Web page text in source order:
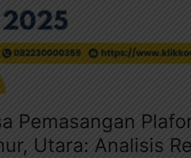
Pemasangan
Utara: Analisis